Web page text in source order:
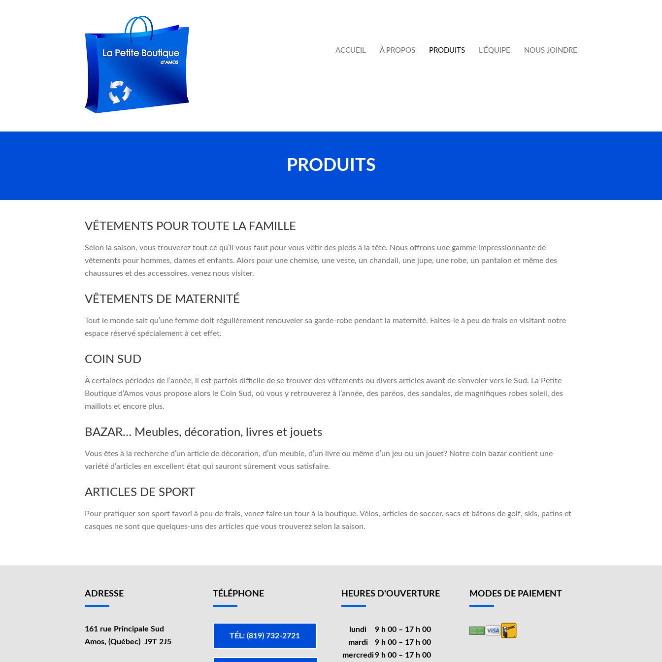
ACCUEIL À PROPOS PRODUITS L’ÉQUIPE NOUS JOINDRE
PRODUITS
VÊTEMENTS POUR TOUTE LA FAMILLE
Selon la saison, vous trouverez tout ce qu’il vous faut pour vous vêtir des pieds à la tête. Nous offrons une gamme impressionnante de
vêtements pour hommes, dames et enfants. Alors pour une chemise, une veste, un chandail, une jupe, une robe, un pantalon et même des
chaussures et des accessoires, venez nous visiter.
VÊTEMENTS DE MATERNITÉ
Tout le monde sait qu’une femme doit régulièrement renouveler sa garde-robe pendant la maternité. Faites-le à peu de frais en visitant notre
espace réservé spécialement à cet effet.
COIN SUD
À certaines périodes de l’année, il est parfois difficile de se trouver des vêtements ou divers articles avant de s’envoler vers le Sud. La Petite
Boutique d’Amos vous propose alors le Coin Sud, où vous y retrouverez à l’année, des paréos, des sandales, de magnifiques robes soleil, des
maillots et encore plus.
BAZAR… Meubles, décoration, livres et jouets
Vous êtes à la recherche d’un article de décoration, d’un meuble, d’un livre ou même d’un jeu ou un jouet? Notre coin bazar contient une
variété d’articles en excellent état qui sauront sûrement vous satisfaire.
ARTICLES DE SPORT
Pour pratiquer son sport favori à peu de frais, venez faire un tour à la boutique. Vélos, articles de soccer, sacs et bâtons de golf, skis, patins et
casques ne sont que quelques-uns des articles que vous trouverez selon la saison.
ADRESSE
161 rue Principale Sud
Amos, (Québec) J9T 2J5
TÉLÉPHONE
TÉL: (819) 732-2721
HEURES D'OUVERTURE
lundi
9 h 00 – 17 h 00
mardi
9 h 00 – 17 h 00
mercredi9 h 00 – 17 h 00
MODES DE PAIEMENT